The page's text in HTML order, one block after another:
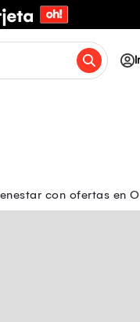
con ofertas en